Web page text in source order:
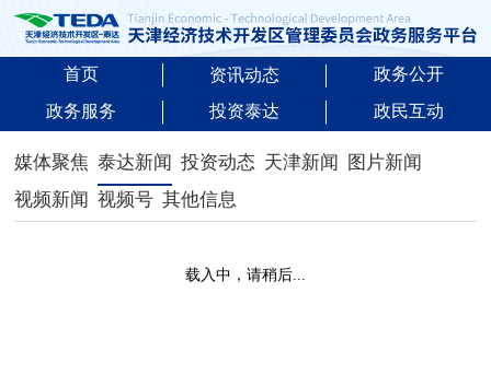
首页 资讯动态
政务公开
政务服务
投资泰达 政民互动
媒体聚焦 泰达新闻 投资动态 天津新闻
图片新闻
视频新闻
视频号 其他信息
载入中，请稍后...